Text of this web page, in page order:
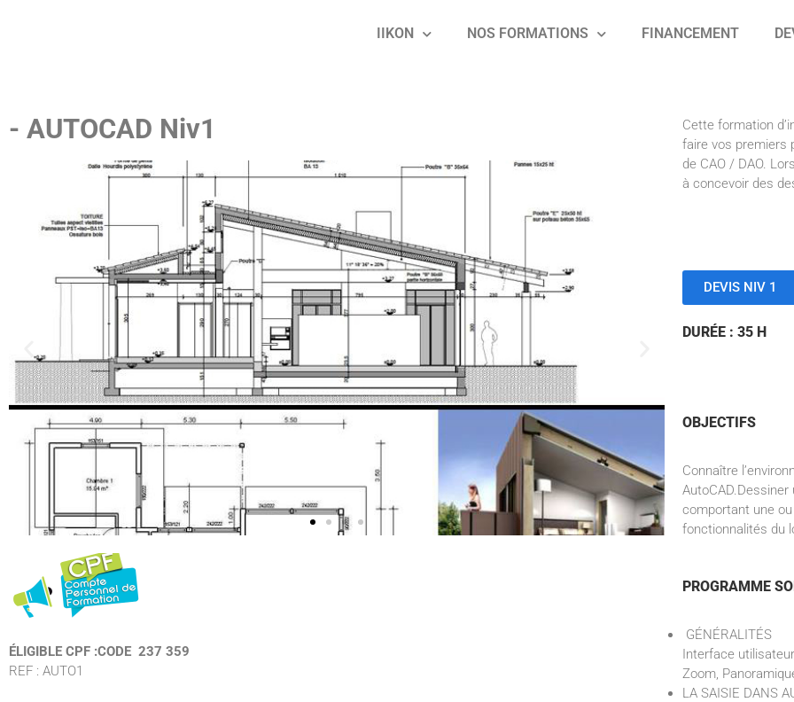
IIKON NOS FORMATIONS FINANCEMENT
- AUTOCAD Niv1
ÉLIGIBLE CPF :CODE 237 359
REF : AUTO1
Cette formation
faire vos premiers
de CAO / DAO.
à concevoir des
DEVIS NIV 1
DURÉE : 35 H
OBJECTIFS
Connaître
comportant une
fonctionnalités du
PROGRAMME
GÉNÉRALITÉS
Interface
Zoom,
LA SAISIE DANS